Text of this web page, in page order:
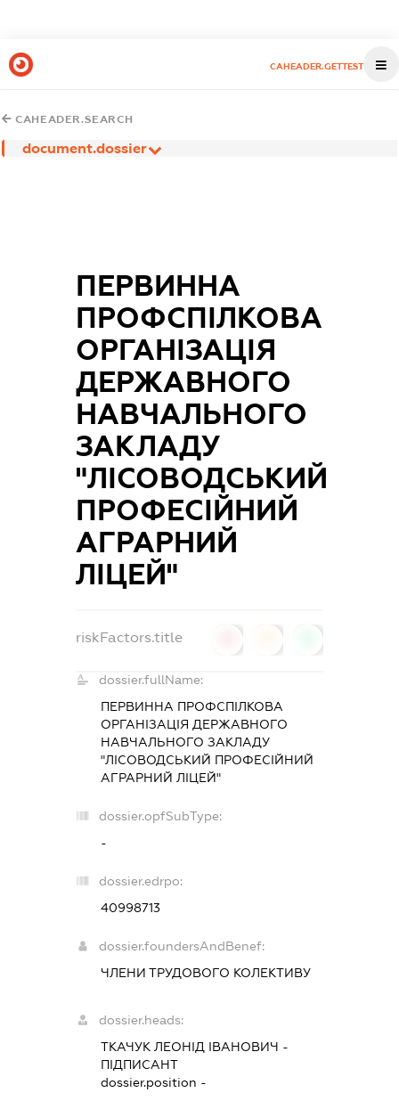
CAHEADER.GETTEST
CAHEADER.SEARCH
document.dossier
ПЕРВИННА
ПРОФСПІЛКОВА
ОРГАНІЗАЦІЯ
ДЕРЖАВНОГО
НАВЧАЛЬНОГО
ЗАКЛАДУ
"ЛІСОВОДСЬКИЙ
ПРОФЕСІЙНИЙ
АГРАРНИЙ
ЛІЦЕЙ"
riskFactors.title
dossier.fullName:
ПЕРВИННА ПРОФСПІЛКОВА
ОРГАНІЗАЦІЯ ДЕРЖАВНОГО
НАВЧАЛЬНОГО ЗАКЛАДУ
"ЛІСОВОДСЬКИЙ ПРОФЕСІЙНИЙ
АГРАРНИЙ ЛІЦЕЙ"
dossier.opfSubType:
-
dossier.edrpo:
40998713
dossier.foundersAndBenef:
ЧЛЕНИ ТРУДОВОГО КОЛЕКТИВУ
dossier.heads:
ТКАЧУК ЛЕОНІД ІВАНОВИЧ -
ПІДПИСАНТ
dossier.position -